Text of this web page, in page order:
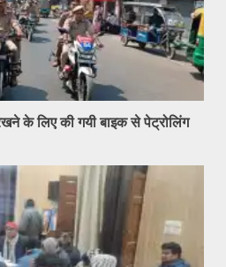
के लिए की गयी बाइक से पेट्रोलिंग